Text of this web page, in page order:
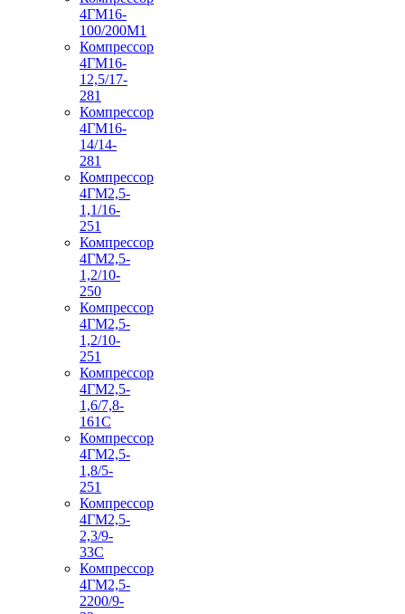
4ГМ16-
100/200М1
Компрессор
4ГМ16-
12,5/17-
281
Компрессор
4ГМ16-
14/14-
281
Компрессор
4ГМ2,5-
1,1/16-
251
Компрессор
4ГМ2,5-
1,2/10-
250
Компрессор
4ГМ2,5-
1,2/10-
251
Компрессор
4ГМ2,5-
1,6/7,8-
161С
Компрессор
4ГМ2,5-
1,8/5-
251
Компрессор
4ГМ2,5-
2,3/9-
33С
Компрессор
4ГМ2,5-
2200/9-